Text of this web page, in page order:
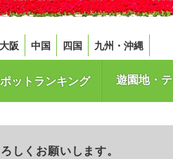
大阪 中国 四国 九州・沖縄
ットランキング 遊園地・
しくお願いします。